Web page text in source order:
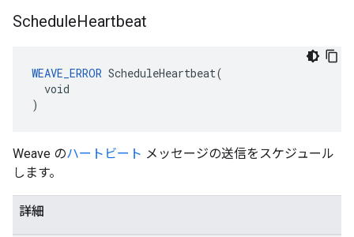
ScheduleHeartbeat
WEAVE_ERROR ScheduleHeartbeat(
  void
)
Weave のハートビート メッセージの送信をスケジュール
します。
詳細